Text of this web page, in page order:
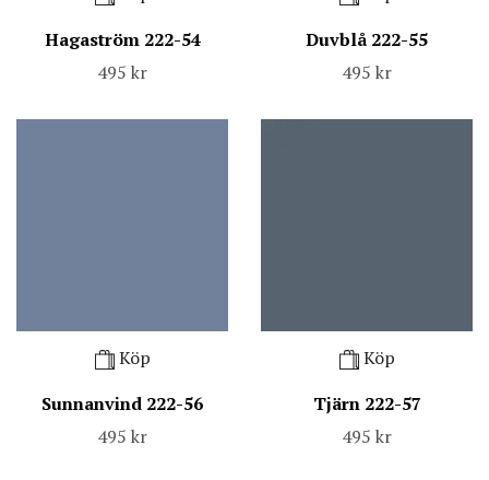
Hagaström 222-54
495 kr
Duvblå 222-55
495 kr
Köp
Sunnanvind 222-56
495 kr
Köp
Tjärn 222-57
495 kr